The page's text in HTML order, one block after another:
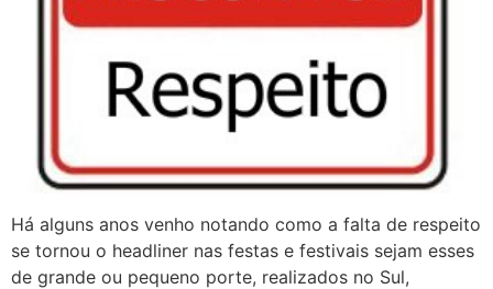
Há alguns anos venho notando como a falta de respeito
se tornou o headliner nas festas e festivais sejam esses
de grande ou pequeno porte, realizados no Sul,